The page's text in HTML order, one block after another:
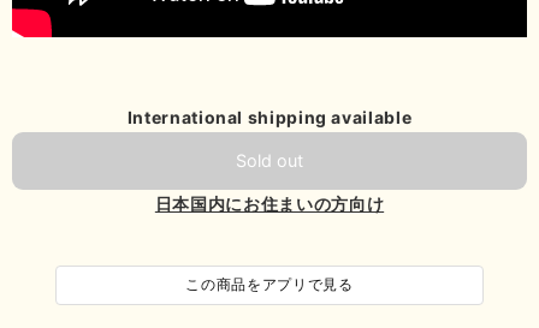
International shipping available
Sold out
日本国内にお住まいの方向け
この商品をアプリで見る